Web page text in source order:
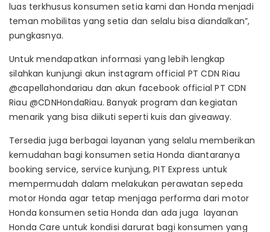
luas terkhusus konsumen setia kami dan Honda menjadi
teman mobilitas yang setia dan selalu bisa diandalkan”,
pungkasnya.
Untuk mendapatkan informasi yang lebih lengkap
silahkan kunjungi akun instagram official PT CDN Riau
@capellahondariau dan akun facebook official PT CDN
Riau @CDNHondaRiau. Banyak program dan kegiatan
menarik yang bisa diikuti seperti kuis dan giveaway.
Tersedia juga berbagai layanan yang selalu memberikan
kemudahan bagi konsumen setia Honda diantaranya
booking service, service kunjung, PIT Express untuk
mempermudah dalam melakukan perawatan sepeda
motor Honda agar tetap menjaga performa dari motor
Honda konsumen setia Honda dan ada juga layanan
Honda Care untuk kondisi darurat bagi konsumen yang